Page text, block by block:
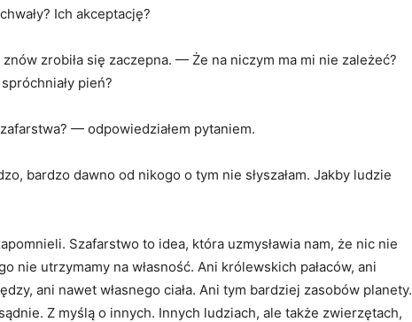
Ich akceptację?
zrobiła się zaczepna. — Że na niczym ma mi nie zależeć?
pień?
— odpowiedziałem pytaniem.
bardzo dawno od nikogo o tym nie słyszałam. Jakby ludzie
Szafarstwo to idea, która uzmysławia nam, że nic nie
nie utrzymamy na własność. Ani królewskich pałaców, ani
ani nawet własnego ciała. Ani tym bardziej zasobów planety.
Z myślą o innych. Innych ludziach, ale także zwierzętach,